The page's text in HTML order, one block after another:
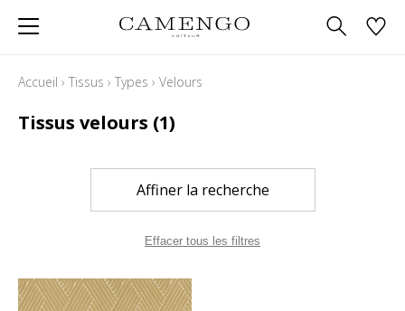
Accueil › Tissus › Types › Velours
Tissus velours (1)
Affiner la recherche
Effacer tous les filtres